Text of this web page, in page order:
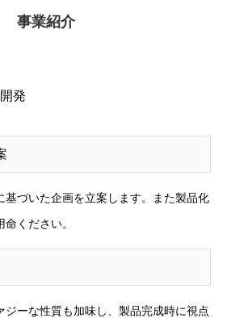
事業紹介
発
基づいた企画を立案します。また製品化
ください。
ジーな性質も加味し、製品完成時に視点